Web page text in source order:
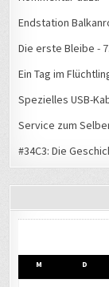
Endstation
Die erste Bleibe -
Ein Tag im
Spezielles USB-
Service zum
#34C3: Die
M D